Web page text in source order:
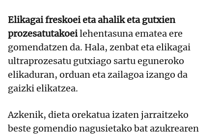
Elikagai freskoei eta ahalik eta gutxien
prozesatutakoeilehentasuna ematea ere
gomendatzen da. Hala, zenbat eta elikagai
ultraprozesatu gutxiago sartu eguneroko
elikaduran, orduan eta zailagoa izango da
gaizki elikatzea.
Azkenik, dieta orekatua izaten jarraitzeko
beste gomendio nagusietako bat azukrearen